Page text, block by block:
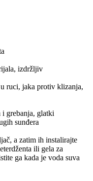
izdržljiv
ruci, jaka protiv klizanja,
grebanja, glatki
sunđera
a zatim ih instalirajte
ili gela za
ga kada je voda suva